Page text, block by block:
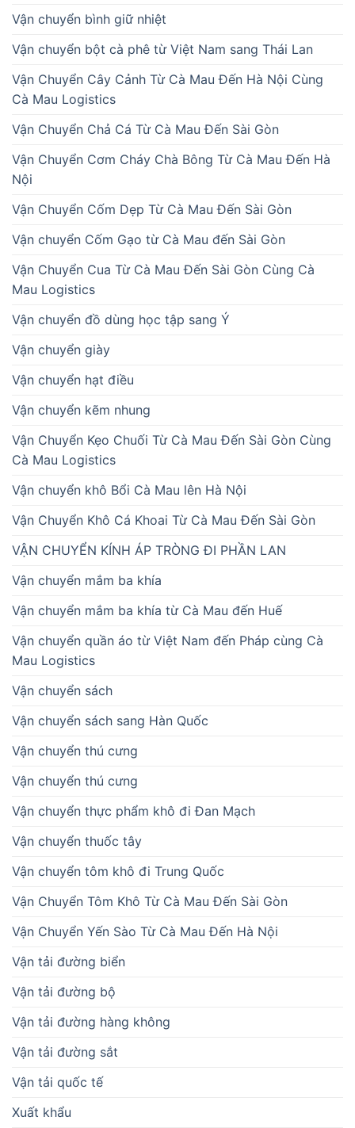
Vận chuyển bình giữ nhiệt
Vận chuyển bột cà phê từ Việt Nam sang Thái Lan
Vận Chuyển Cây Cảnh Từ Cà Mau Đến Hà Nội Cùng
Cà Mau Logistics
Vận Chuyển Chả Cá Từ Cà Mau Đến Sài Gòn
Vận Chuyển Cơm Cháy Chà Bông Từ Cà Mau Đến Hà
Nội
Vận Chuyển Cốm Dẹp Từ Cà Mau Đến Sài Gòn
Vận chuyển Cốm Gạo từ Cà Mau đến Sài Gòn
Vận Chuyển Cua Từ Cà Mau Đến Sài Gòn Cùng Cà
Mau Logistics
Vận chuyển đồ dùng học tập sang Ý
Vận chuyển giày
Vận chuyển hạt điều
Vận chuyển kẽm nhung
Vận Chuyển Kẹo Chuối Từ Cà Mau Đến Sài Gòn Cùng
Cà Mau Logistics
Vận chuyển khô Bổi Cà Mau lên Hà Nội
Vận Chuyển Khô Cá Khoai Từ Cà Mau Đến Sài Gòn
VẬN CHUYỂN KÍNH ÁP TRÒNG ĐI PHẦN LAN
Vận chuyển mắm ba khía
Vận chuyển mắm ba khía từ Cà Mau đến Huế
Vận chuyển quần áo từ Việt Nam đến Pháp cùng Cà
Mau Logistics
Vận chuyển sách
Vận chuyển sách sang Hàn Quốc
Vận chuyển thú cưng
Vận chuyển thú cưng
Vận chuyển thực phẩm khô đi Đan Mạch
Vận chuyển thuốc tây
Vận chuyển tôm khô đi Trung Quốc
Vận Chuyển Tôm Khô Từ Cà Mau Đến Sài Gòn
Vận Chuyển Yến Sào Từ Cà Mau Đến Hà Nội
Vận tải đường biển
Vận tải đường bộ
Vận tải đường hàng không
Vận tải đường sắt
Vận tải quốc tế
Xuất khẩu